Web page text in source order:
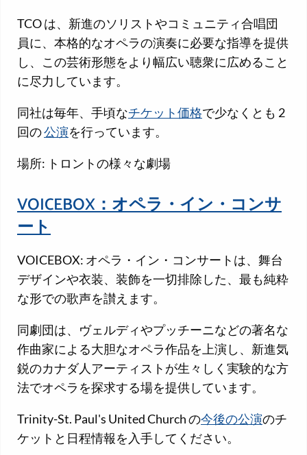
TCO は、新進のソリストやコミュニティ合唱団
員に、本格的なオペラの演奏に必要な指導を提供
し、この芸術形態をより幅広い聴衆に広めること
に尽力しています。
同社は毎年、手頃なチケット価格で少なくとも 2
回の公演を行っています。
場所: トロントの様々な劇場
VOICEBOX：オペラ・イン・コンサ
ート
VOICEBOX: オペラ・イン・コンサートは、舞台
デザインや衣装、装飾を一切排除した、最も純粋
な形での歌声を讃えます。
同劇団は、ヴェルディやプッチーニなどの著名な
作曲家による大胆なオペラ作品を上演し、新進気
鋭のカナダ人アーティストが生々しく実験的な方
法でオペラを探求する場を提供しています。
Trinity-St. Paul's United Church の今後の公演のチ
ケットと日程情報を入手してください。